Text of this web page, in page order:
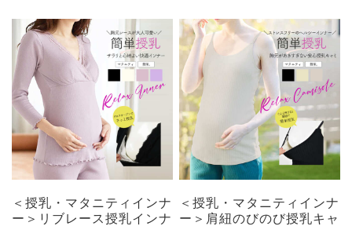
＜授乳・マタニティインナ
ー＞リブレース授乳インナ
＜授乳・マタニティインナ
ー＞肩紐のびのび授乳キャ